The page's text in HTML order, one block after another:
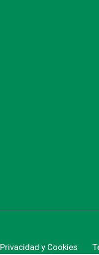
y Cookies